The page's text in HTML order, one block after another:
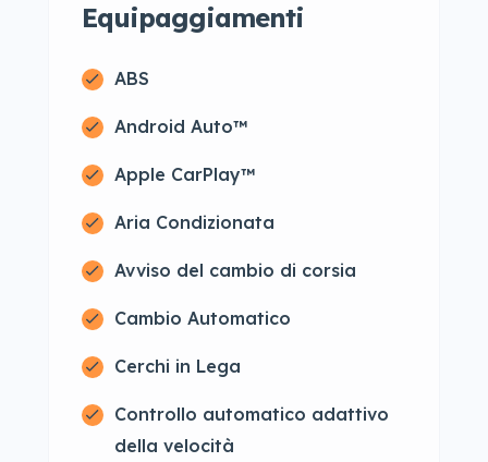
Equipaggiamenti
ABS
Android Auto™
Apple CarPlay™
Aria Condizionata
Avviso del cambio di corsia
Cambio Automatico
Cerchi in Lega
Controllo automatico adattivo
della velocità